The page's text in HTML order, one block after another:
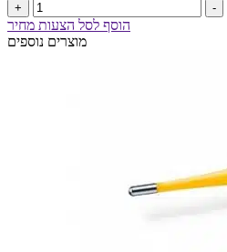
+ -
הוסף לסל הצעות מחיר
מוצרים נוספים